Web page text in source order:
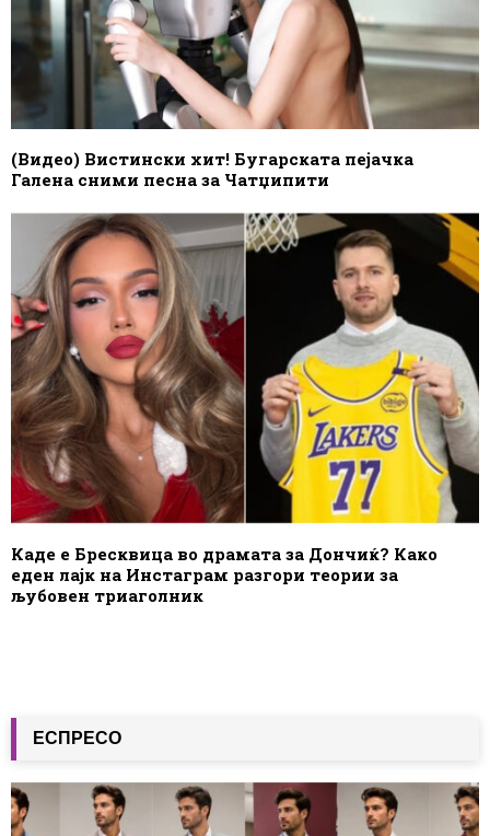
(Видео) Вистински хит! Бугарската пејачка
Галена сними песна за Чатџипити
Каде е Бресквица во драмата за Дончиќ? Како
еден лајк на Инстаграм разгори теории за
љубовен триаголник
ЕСПРЕСО